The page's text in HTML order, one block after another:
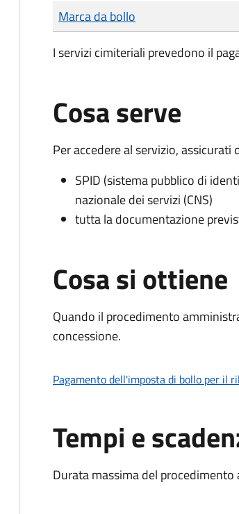
Tipo di pagamento
Importo
Marca da bollo
I servizi cimiteriali prevedono il
Cosa serve
Per accedere al servizio, assicurati
SPID (sistema pubblico di
nazionale dei servizi (CNS)
tutta la documentazione
Cosa si ottiene
Quando il procedimento
concessione.
Pagamento dell'imposta di bollo per il
Tempi e
Durata massima del